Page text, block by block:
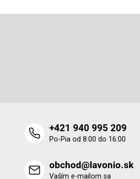
+421 940 995 209
Po-Pia od 8:00 do 16:00
obchod@lavonio.sk
Vaším e-mailom sa